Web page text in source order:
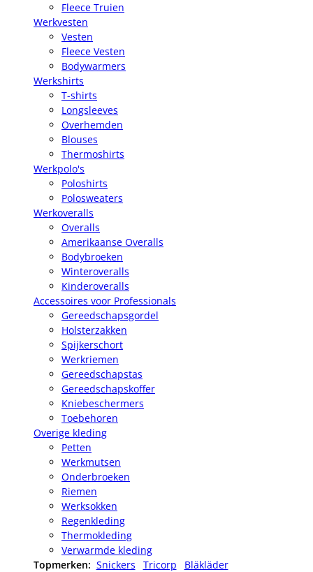
Fleece Truien
Werkvesten
Vesten
Fleece Vesten
Bodywarmers
Werkshirts
T-shirts
Longsleeves
Overhemden
Blouses
Thermoshirts
Werkpolo's
Poloshirts
Polosweaters
Werkoveralls
Overalls
Amerikaanse Overalls
Bodybroeken
Winteroveralls
Kinderoveralls
Accessoires voor Professionals
Gereedschapsgordel
Holsterzakken
Spijkerschort
Werkriemen
Gereedschapstas
Gereedschapskoffer
Kniebeschermers
Toebehoren
Overige kleding
Petten
Werkmutsen
Onderbroeken
Riemen
Werksokken
Regenkleding
Thermokleding
Verwarmde kleding
Topmerken: Snickers Tricorp
Bläkläder